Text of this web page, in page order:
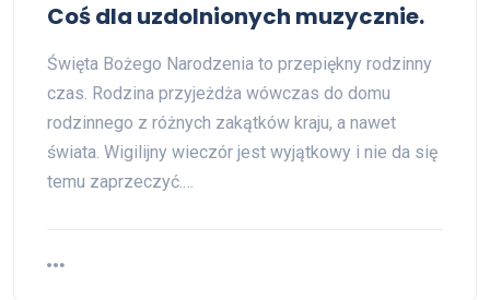
Coś dla uzdolnionych muzycznie.
Święta Bożego Narodzenia to przepiękny rodzinny
czas. Rodzina przyjeżdża wówczas do domu
rodzinnego z różnych zakątków kraju, a nawet
świata. Wigilijny wieczór jest wyjątkowy i nie da się
temu zaprzeczyć.…